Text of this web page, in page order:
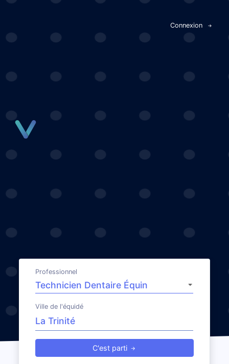
Connexion
Professionnel
Ville de l'équidé
C'est parti